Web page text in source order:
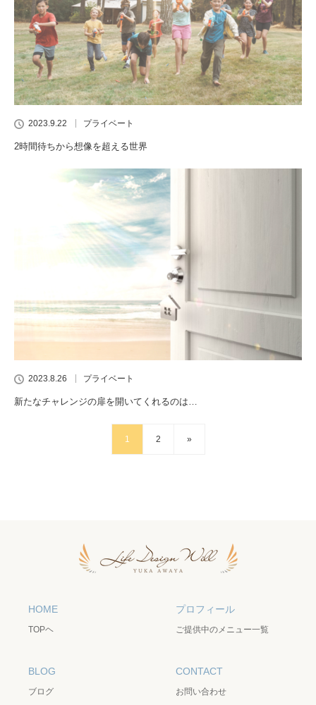
2023.9.22 プライベート
2時間待ちから想像を超える世界
2023.8.26 プライベート
新たなチャレンジの扉を開いてくれるのは…
1 2 »
HOME
TOPヘ
プロフィール
ご提供中のメニュー一覧
BLOG
ブログ
CONTACT
お問い合わせ